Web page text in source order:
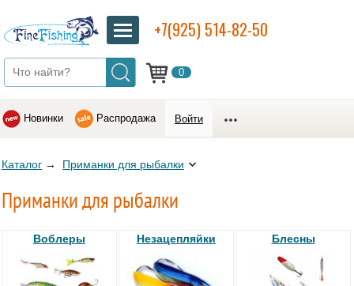
0
+7(925) 514-82-50
Новинки Распродажа Войти
Каталог → Приманки для рыбалки
Приманки для рыбалки
Воблеры Незацепляйки Блесны